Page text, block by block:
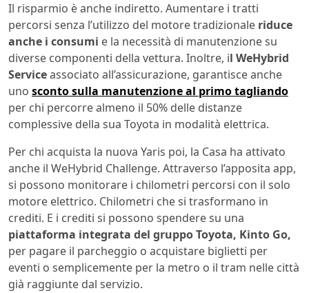
Il risparmio è anche indiretto. Aumentare i tratti
percorsi senza l’utilizzo del motore tradizionale riduce
anche i consumi e la necessità di manutenzione su
diverse componenti della vettura. Inoltre, il WeHybrid
Serviceassociato all’assicurazione, garantisce anche
uno sconto sulla manutenzione al primo tagliando
per chi percorre almeno il 50% delle distanze
complessive della sua Toyota in modalità elettrica.
Per chi acquista la nuova Yaris poi, la Casa ha attivato
anche il WeHybrid Challenge. Attraverso l’apposita app,
si possono monitorare i chilometri percorsi con il solo
motore elettrico. Chilometri che si trasformano in
crediti. E i crediti si possono spendere su una
piattaforma integrata del gruppo Toyota, Kinto Go,
per pagare il parcheggio o acquistare biglietti per
eventi o semplicemente per la metro o il tram nelle città
già raggiunte dal servizio.